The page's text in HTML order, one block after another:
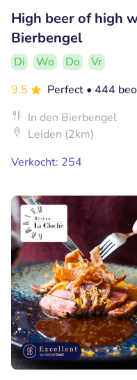
High beer of high
Bierbengel
Di Wo Do
Vr
9.5
Perfect • 444
In den Bierbengel
Leiden (2km)
Verkocht: 254